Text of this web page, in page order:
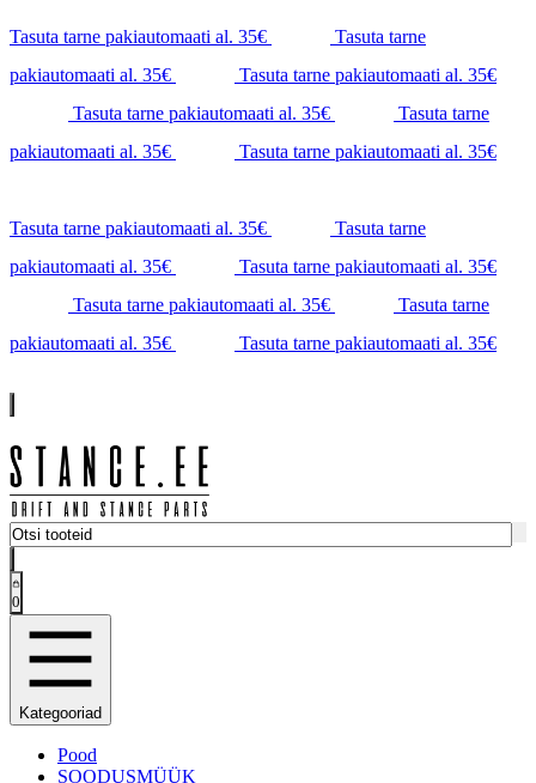
Tasuta tarne pakiautomaati al. 35€
Tasuta tarne
pakiautomaati al. 35€
Tasuta tarne pakiautomaati al. 35€
Tasuta tarne pakiautomaati al. 35€
Tasuta tarne
pakiautomaati al. 35€
Tasuta tarne pakiautomaati al. 35€
Tasuta tarne pakiautomaati al. 35€
Tasuta tarne
pakiautomaati al. 35€
Tasuta tarne pakiautomaati al. 35€
Tasuta tarne pakiautomaati al. 35€
Tasuta tarne
pakiautomaati al. 35€
Tasuta tarne pakiautomaati al. 35€
0
Kategooriad
Pood
SOODUSMÜÜK